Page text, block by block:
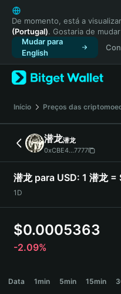
English
日本語
Tiếng Việt
Русский
Español (Latinoamérica)
Türkçe
Français
Deutsch
简体中文
繁體中文
Português (Portugal)
Bahasa Indonesia
ภาษาไทย
हिन्दी
Español
Português (Brasil)
De momento, está a
(Portugal). Gostaria de
Mudar para
English
Início Preços das
潜龙潜龙
0xCBE4...7777
潜龙 para USD: 1 潜龙
1D
$0.0005363
-2.09%
Data 1min 5min 15min